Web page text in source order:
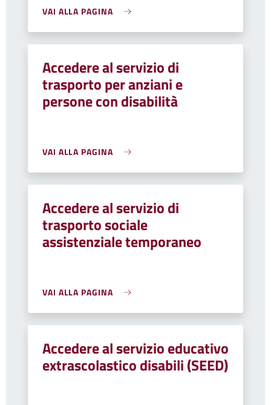
VAI ALLA PAGINA
Accedere al servizio di
trasporto per anziani e
persone con disabilità
VAI ALLA PAGINA
Accedere al servizio di
trasporto sociale
assistenziale temporaneo
VAI ALLA PAGINA
Accedere al servizio educativo
extrascolastico disabili (SEED)